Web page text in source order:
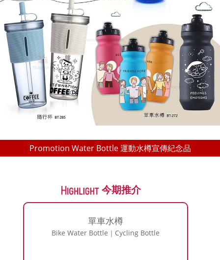
Promotion Water Bottle 運動水樽宣傳紀念品
今期推介
單車水樽
Bike Water Bottle｜Cycling Bottle